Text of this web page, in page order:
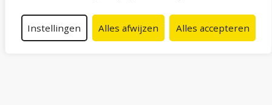
Instellingen Alles afwijzen Alles accepteren
Facebook
LinkedInInstagram
YouTube